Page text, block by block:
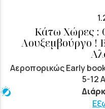
Κάτω Χώρες :
Λουξεμβούργο !
Αεροπορικώς Early
5-12